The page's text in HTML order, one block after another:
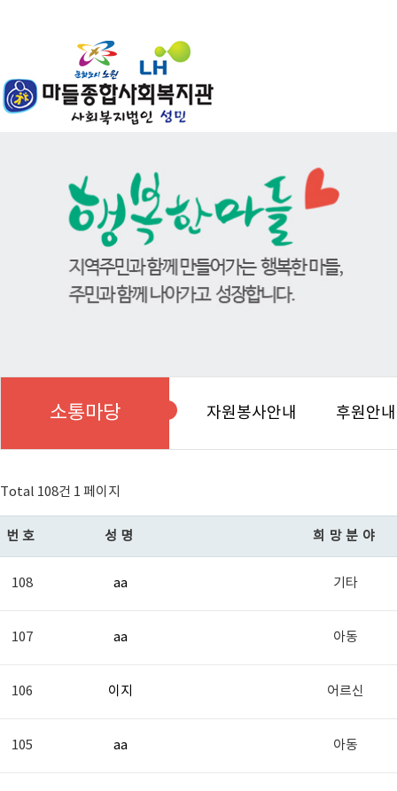
소통마당 자원봉사안내 후원안내
Total 108건 1 페이지
번호 성명 희망분야
108 aa 기타
107 aa 아동
106 이지 어르신
105 aa 아동